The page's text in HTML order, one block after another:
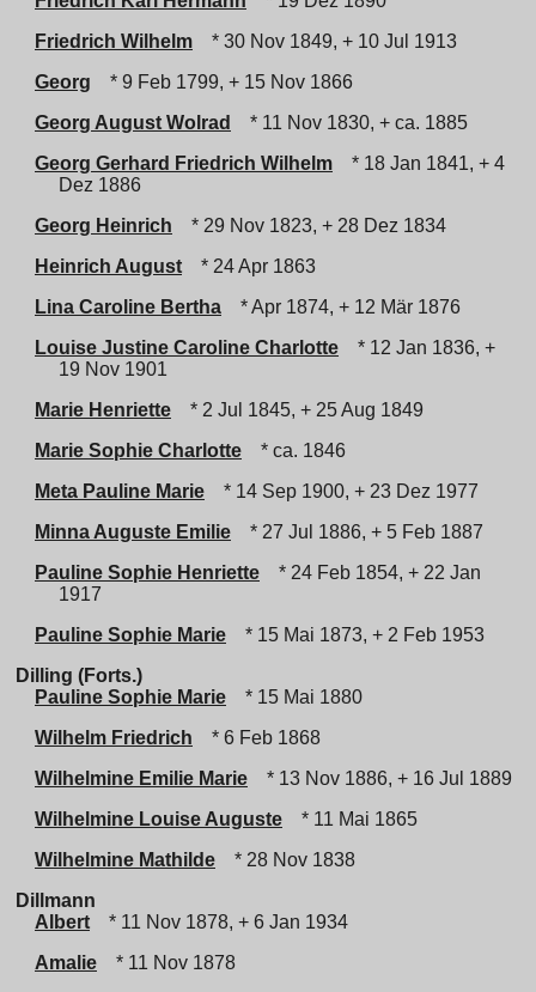
Friedrich Wilhelm
* 30 Nov 1849, + 10 Jul 1913
Georg
* 9 Feb 1799, + 15 Nov 1866
Georg August Wolrad
* 11 Nov 1830, + ca. 1885
Georg Gerhard Friedrich Wilhelm
* 18 Jan 1841, + 4
Dez 1886
Georg Heinrich
* 29 Nov 1823, + 28 Dez 1834
Heinrich August
* 24 Apr 1863
Lina Caroline Bertha
* Apr 1874, + 12 Mär 1876
Louise Justine Caroline Charlotte
* 12 Jan 1836, +
19 Nov 1901
Marie Henriette
* 2 Jul 1845, + 25 Aug 1849
Marie Sophie Charlotte
* ca. 1846
Meta Pauline Marie
* 14 Sep 1900, + 23 Dez 1977
Minna Auguste Emilie
* 27 Jul 1886, + 5 Feb 1887
Pauline Sophie Henriette
* 24 Feb 1854, + 22 Jan
1917
Pauline Sophie Marie
* 15 Mai 1873, + 2 Feb 1953
Dilling (Forts.)
Pauline Sophie Marie
* 15 Mai 1880
Wilhelm Friedrich
* 6 Feb 1868
Wilhelmine Emilie Marie
* 13 Nov 1886, + 16 Jul 1889
Wilhelmine Louise Auguste
* 11 Mai 1865
Wilhelmine Mathilde
* 28 Nov 1838
Dillmann
Albert
* 11 Nov 1878, + 6 Jan 1934
Amalie
* 11 Nov 1878